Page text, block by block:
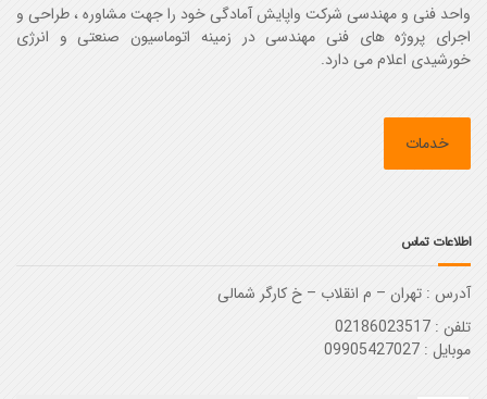
واحد فنی و مهندسی شرکت واپایش آمادگی خود را جهت مشاوره ، طراحی و
اجرای پروژه های فنی مهندسی در زمینه اتوماسیون صنعتی و انرژی
خورشیدی اعلام می دارد.
خدمات
اطلاعات تماس
آدرس :‌ تهران – م انقلاب – خ کارگر شمالی
تلفن : 02186023517
موبایل : 09905427027